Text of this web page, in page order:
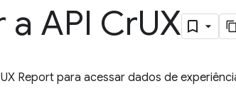
API CrUX
Report para acessar dados de